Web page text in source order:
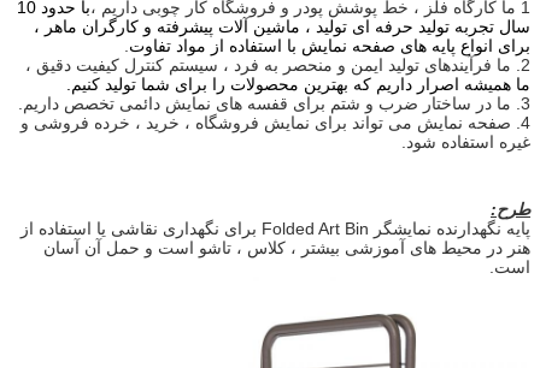
1 ما کارگاه فلز ، خط پوشش پودر و فروشگاه کار چوبی داریم ،
با حدود 10
سال تجربه تولید حرفه ای تولید ، ماشین آلات پیشرفته و کارگران ماهر ،
برای انواع پایه های صفحه نمایش با استفاده از مواد تفاوت
2. ما فرآیندهای تولید ایمن و منحصر به فرد ، سیستم کنترل کیفیت دقیق ،
ما همیشه اصرار داریم که بهترین محصولات را برای شما تولید کنیم.
3. ما در ساختار ضرب و شتم برای قفسه های نمایش دائمی تخصص داریم.
4. صفحه نمایش می تواند برای نمایش فروشگاه ، خرید ، خرده فروشی و
غیره استفاده شود.
طرح:
پایه نگهدارنده نمایشگر Folded Art Bin برای نگهداری نقاشی یا استفاده از
هنر در محیط های آموزشی بیشتر ، کلاس ، تاشو است و حمل آن آسان
است.